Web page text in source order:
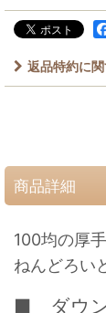
返品特約に
商品詳細
100均の厚
ねんどろい
■ ダウン